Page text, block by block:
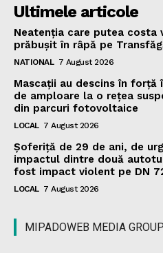
Ultimele articole
Neatenția care putea costa
prăbușit în râpă pe
NATIONAL 7 August 2026
Mascații au descins în forță
de amploare la o rețea
din parcuri fotovoltaice
LOCAL 7 August 2026
Șoferiță de 29 de ani, de
impactul dintre două
fost impact violent pe DN
LOCAL 7 August 2026
MIPADOWEB MEDIA GROUP